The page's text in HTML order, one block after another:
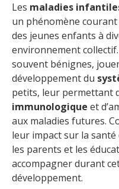
Les maladies
un phénomène courant
des jeunes enfants à
environnement
souvent bénignes,
développement du
petits, leur permettant
immunologique et
aux maladies futures.
leur impact sur la
les parents et les
accompagner durant
développement.